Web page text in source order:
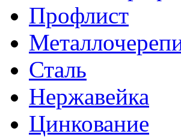
Профлист
Сталь
Нержавейка
Цинкование